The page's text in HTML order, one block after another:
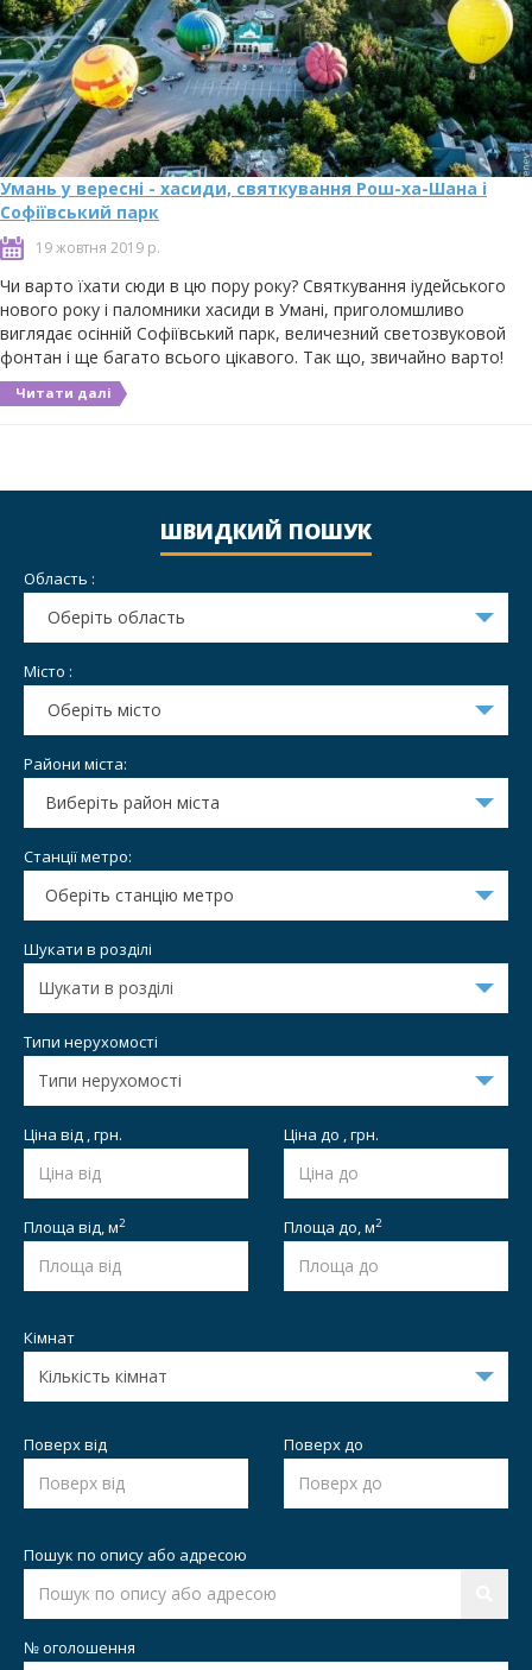
Умань у вересні - хасиди, святкування Рош-ха-Шана і
Софіївський парк
19 жовтня 2019 р.
Чи варто їхати сюди в цю пору року? Святкування іудейського
нового року і паломники хасиди в Умані, приголомшливо
виглядає осінній Софіївський парк, величезний светозвуковой
фонтан і ще багато всього цікавого. Так що, звичайно варто!
Читати далі
ШВИДКИЙ ПОШУК
Область :
Оберіть область
Місто :
Оберіть місто
Райони міста:
Виберіть район міста
Станції метро:
Оберіть станцію метро
Шукати в розділі
Типи нерухомості
Ціна від , грн. Ціна до , грн.
Площа від, м2 Площа до, м2
Кімнат
Поверх від Поверх до
Пошук по опису або адресою
№ оголошення